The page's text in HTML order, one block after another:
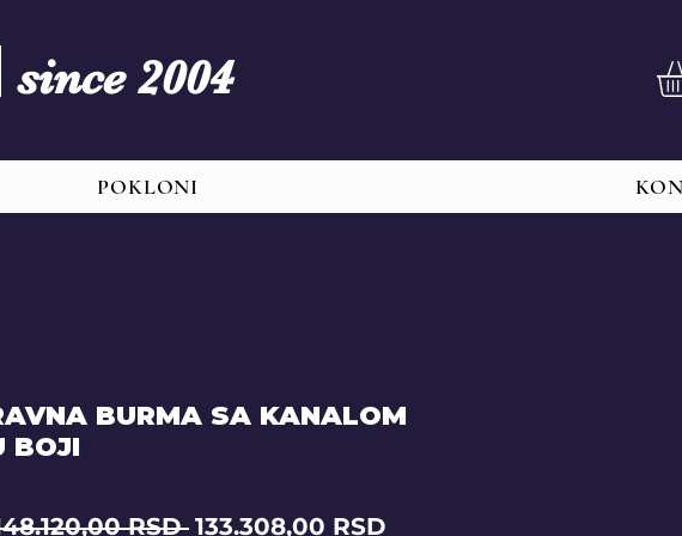
since 2004
POKLONI
BURMA SA KANALOM
BOJI
RSD Regular
133.308,00 RSD